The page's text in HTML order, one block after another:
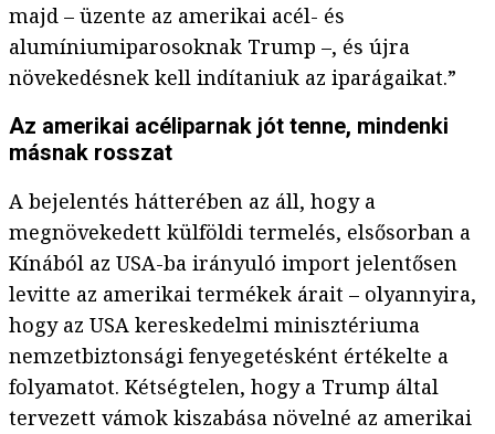
majd – üzente az amerikai acél- és
alumíniumiparosoknak Trump –, és újra
növekedésnek kell indítaniuk az iparágaikat.”
Az amerikai acéliparnak jót tenne, mindenki
másnak rosszat
A bejelentés hátterében az áll, hogy a
megnövekedett külföldi termelés, elsősorban a
Kínából az USA-ba irányuló import jelentősen
levitte az amerikai termékek árait – olyannyira,
hogy az USA kereskedelmi minisztériuma
nemzetbiztonsági fenyegetésként értékelte a
folyamatot. Kétségtelen, hogy a Trump által
tervezett vámok kiszabása növelné az amerikai